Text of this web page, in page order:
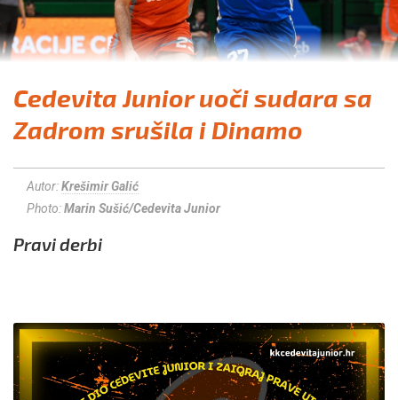
Cedevita Junior uoči sudara sa
Zadrom srušila i Dinamo
Autor:Krešimir Galić
Photo:Marin Sušić/Cedevita Junior
Pravi derbi